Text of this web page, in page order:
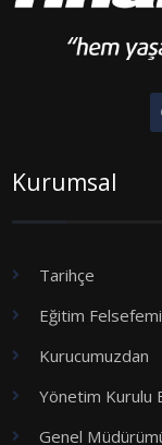
Kurumsal
Tarihçe
Eğitim
Kurucumuzdan
Yönetim Kurulu
Genel